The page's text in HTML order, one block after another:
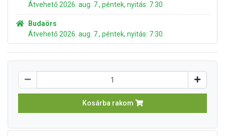
Átvehető 2026. aug. 7., péntek, nyitás: 7:30
Budaörs
Átvehető 2026. aug. 7., péntek, nyitás: 7:30
Kosárba rakom